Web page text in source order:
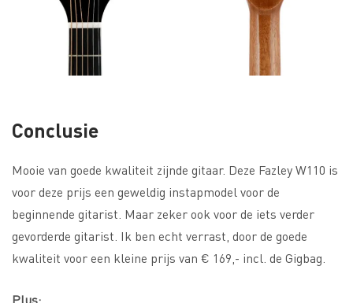
Conclusie
Mooie van goede kwaliteit zijnde gitaar. Deze Fazley W110 is
voor deze prijs een geweldig instapmodel voor de
beginnende gitarist. Maar zeker ook voor de iets verder
gevorderde gitarist. Ik ben echt verrast, door de goede
kwaliteit voor een kleine prijs van € 169,- incl. de Gigbag.
Plus: